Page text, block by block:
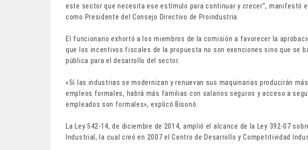
este sector que necesita ese estímulo para continuar y crecer”, manifestó
como Presidente del Consejo Directivo de Proindustria.
El funcionario exhortó a los miembros de la comisión a favorecer la
que los incentivos fiscales de la propuesta no son exenciones sino que se
pública para el desarrollo del sector.
«Si las industrias se modernizan y renuevan sus maquinarias producirán
empleos formales, habrá más familias con salarios seguros y acceso a
empleados son formales», explicó Bisonó.
La Ley 542-14, de diciembre de 2014, amplió el alcance de la Ley 392-07
Industrial, la cual creó en 2007 el Centro de Desarrollo y Competitividad